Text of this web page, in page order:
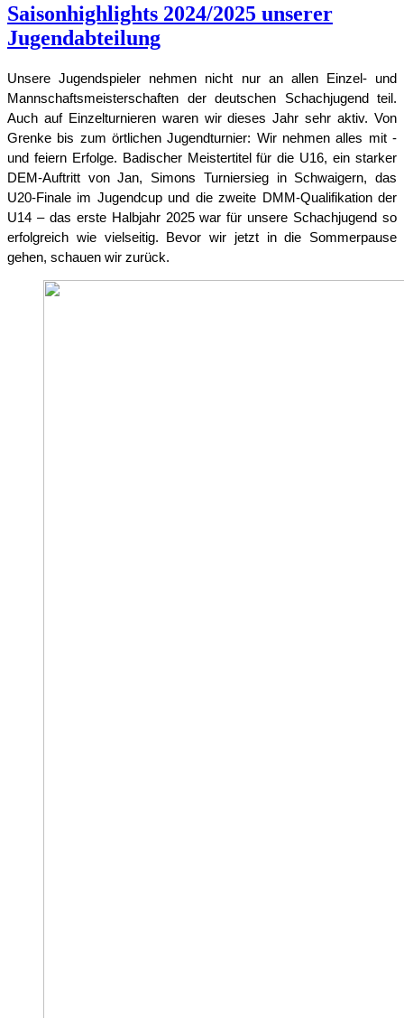
Saisonhighlights 2024/2025 unserer
Jugendabteilung
Unsere Jugendspieler nehmen nicht nur an allen Einzel- und
Mannschaftsmeisterschaften der deutschen Schachjugend teil.
Auch auf Einzelturnieren waren wir dieses Jahr sehr aktiv. Von
Grenke bis zum örtlichen Jugendturnier: Wir nehmen alles mit -
und feiern Erfolge. Badischer Meistertitel für die U16, ein starker
DEM-Auftritt von Jan, Simons Turniersieg in Schwaigern, das
U20-Finale im Jugendcup und die zweite DMM-Qualifikation der
U14 – das erste Halbjahr 2025 war für unsere Schachjugend so
erfolgreich wie vielseitig. Bevor wir jetzt in die Sommerpause
gehen, schauen wir zurück.